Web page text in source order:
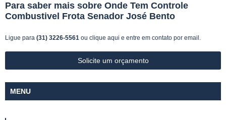
Para saber mais sobre Onde Tem Controle
Combustivel Frota Senador José Bento
Ligue para (31) 3226-5561 ou clique aqui e entre em contato por email.
Solicite um orçamento
MENU